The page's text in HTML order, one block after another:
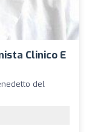
Clinico E
del